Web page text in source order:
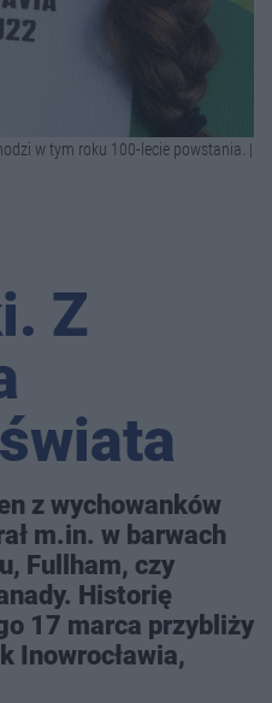
w tym roku 100-lecie powstania. |
Z
z wychowanków
m.in. w barwach
Fullham, czy
Historię
17 marca przybliży
Inowrocławia,